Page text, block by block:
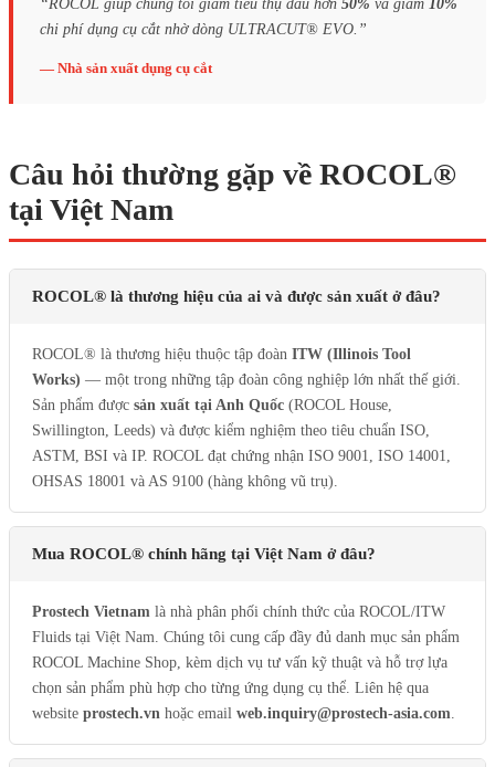
“ROCOL giúp chúng tôi giảm tiêu thụ dầu hơn 50% và giảm 10%
chi phí dụng cụ cắt nhờ dòng ULTRACUT® EVO.”
— Nhà sản xuất dụng cụ cắt
Câu hỏi thường gặp về ROCOL®
tại Việt Nam
ROCOL® là thương hiệu của ai và được sản xuất ở đâu?
ROCOL® là thương hiệu thuộc tập đoàn ITW (Illinois Tool
Works) — một trong những tập đoàn công nghiệp lớn nhất thế giới.
Sản phẩm được sản xuất tại Anh Quốc (ROCOL House,
Swillington, Leeds) và được kiểm nghiệm theo tiêu chuẩn ISO,
ASTM, BSI và IP. ROCOL đạt chứng nhận ISO 9001, ISO 14001,
OHSAS 18001 và AS 9100 (hàng không vũ trụ).
Mua ROCOL® chính hãng tại Việt Nam ở đâu?
Prostech Vietnam là nhà phân phối chính thức của ROCOL/ITW
Fluids tại Việt Nam. Chúng tôi cung cấp đầy đủ danh mục sản phẩm
ROCOL Machine Shop, kèm dịch vụ tư vấn kỹ thuật và hỗ trợ lựa
chọn sản phẩm phù hợp cho từng ứng dụng cụ thể. Liên hệ qua
website prostech.vn hoặc email web.inquiry@prostech-asia.com